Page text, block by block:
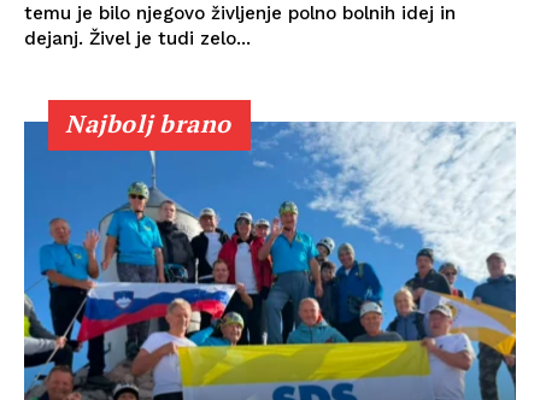
temu je bilo njegovo življenje polno bolnih idej in
dejanj. Živel je tudi zelo...
Najbolj brano